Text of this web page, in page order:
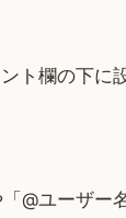
ト欄の下に
@ユーザー